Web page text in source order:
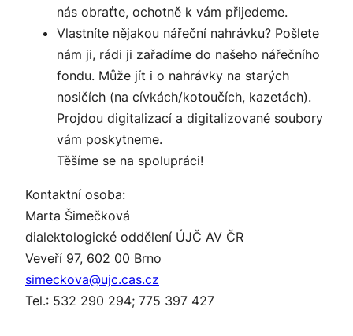
nás obraťte, ochotně k vám přijedeme.
Vlastníte nějakou nářeční nahrávku? Pošlete
nám ji, rádi ji zařadíme do našeho nářečního
fondu. Může jít i o nahrávky na starých
nosičích (na cívkách/kotoučích, kazetách).
Projdou digitalizací a digitalizované soubory
vám poskytneme.
Těšíme se na spolupráci!
Kontaktní osoba:
Marta Šimečková
dialektologické oddělení ÚJČ AV ČR
Veveří 97, 602 00 Brno
simeckova@ujc.cas.cz
Tel.: 532 290 294; 775 397 427